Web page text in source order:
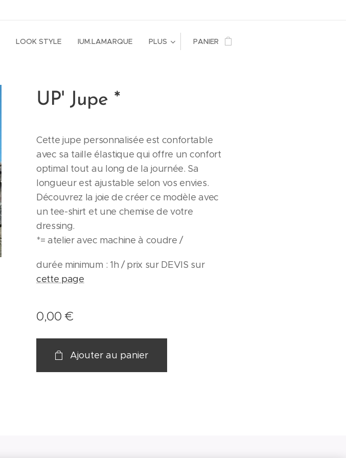
LOOK STYLE IUM.LAMARQUE PLUS PANIER
UP' Jupe *
Cette jupe personnalisée est confortable
avec sa taille élastique qui offre un confort
optimal tout au long de la journée. Sa
longueur est ajustable selon vos envies.
Découvrez la joie de créer ce modèle avec
un tee-shirt et une chemise de votre
dressing.
*= atelier avec machine à coudre /
durée minimum : 1h / prix sur DEVIS sur
cette page
0,00 €
Ajouter au panier